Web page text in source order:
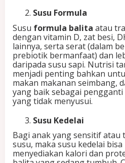
Susu Formula
Susu formula balita atau
dengan vitamin D, zat besi,
lainnya, serta serat (dalam
prebiotik bermanfaat) dan
daripada susu sapi. Nutrisi
menjadi penting bahkan
makan makanan seimbang,
yang baik sebagai
yang tidak menyusui.
Susu Kedelai
Bagi anak yang sensitif
susu, maka susu kedelai
menyediakan kalori dan